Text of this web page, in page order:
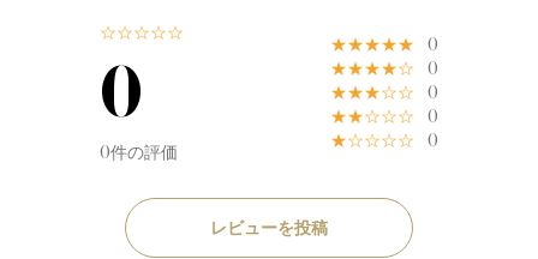
☆☆☆☆☆
0
0件の評価
★★★★★ 0
★★★★☆ 0
★★★☆☆ 0
★★☆☆☆ 0
★☆☆☆☆ 0
レビューを投稿